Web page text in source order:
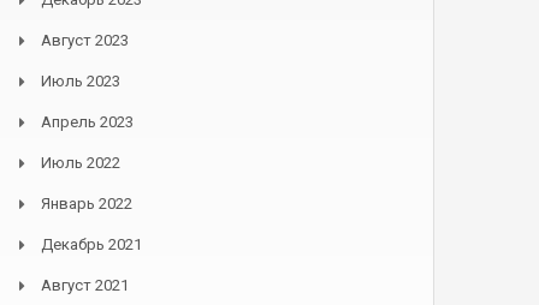
Август 2023
Июль 2023
Апрель 2023
Июль 2022
Январь 2022
Декабрь 2021
Август 2021